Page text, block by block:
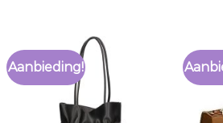
Aanbieding!